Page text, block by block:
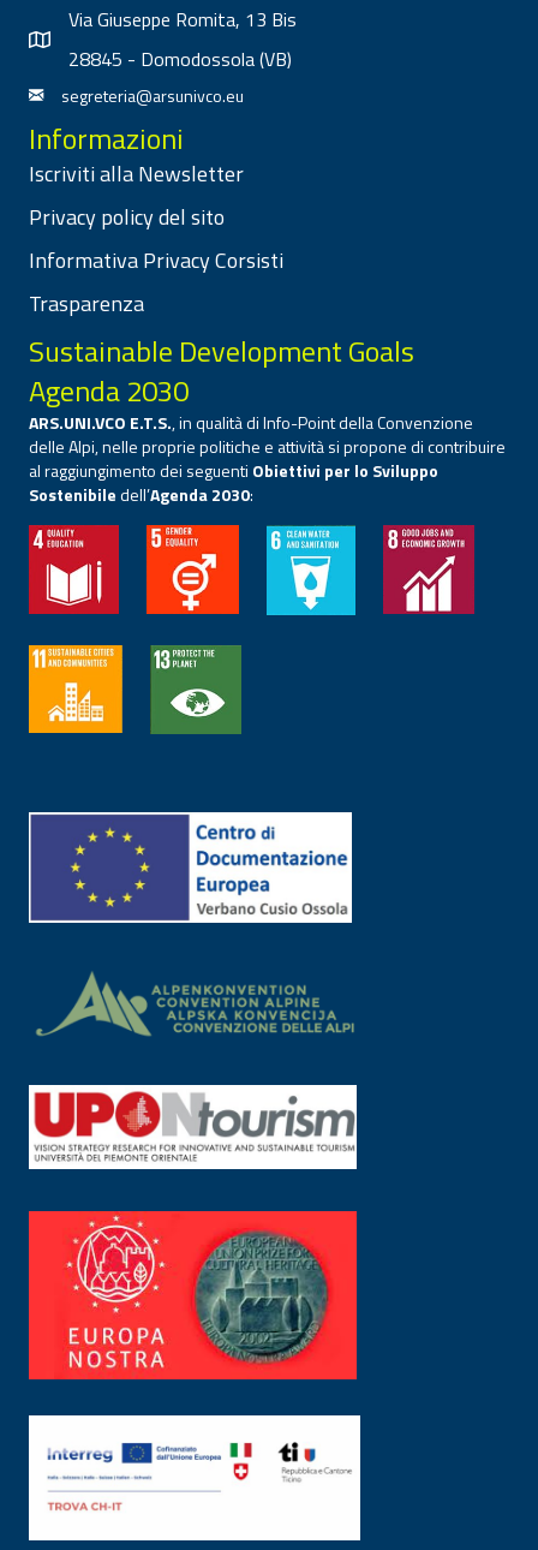
Via Giuseppe Romita, 13 Bis
28845 - Domodossola (VB)
segreteria@arsunivco.eu
Informazioni
Iscriviti alla Newsletter
Privacy policy del sito
Informativa Privacy Corsisti
Trasparenza
Sustainable Development Goals
Agenda 2030
ARS.UNI.VCO E.T.S., in qualità di Info-Point della Convenzione
delle Alpi, nelle proprie politiche e attività si propone di contribuire
al raggiungimento dei seguenti Obiettivi per lo Sviluppo
Sostenibiledell’Agenda 2030: